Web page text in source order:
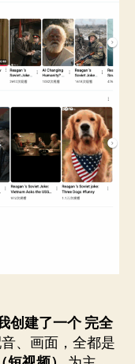
生
成
YouTube
频
道，
十
后
我
现
相
创建了一个 完全
、画面，全都是